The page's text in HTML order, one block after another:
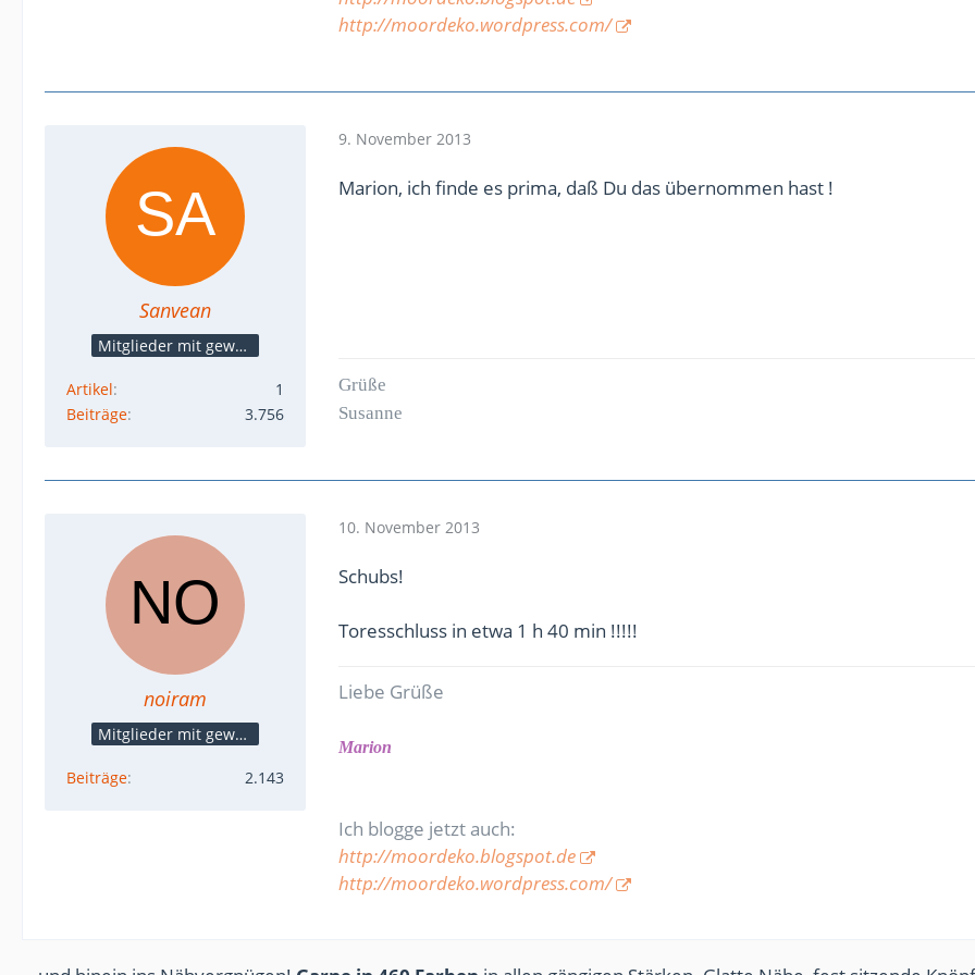
http://moordeko.wordpress.com/
Sanvean
Mitglieder mit gewerblicher Verbindung, auch als Mitarbeiter/in
Artikel
1
Beiträge
3.756
9. November 2013
Marion, ich finde es prima, daß Du das übernommen hast !
Grüße
Susanne
noiram
Mitglieder mit gewerblicher Verbindung, auch als Mitarbeiter/in
Beiträge 2.143
10. November 2013
Schubs!
Toresschluss in etwa 1 h 40 min !!!!!
Liebe Grüße
Marion
Ich blogge jetzt auch:
http://moordeko.blogspot.de
http://moordeko.wordpress.com/